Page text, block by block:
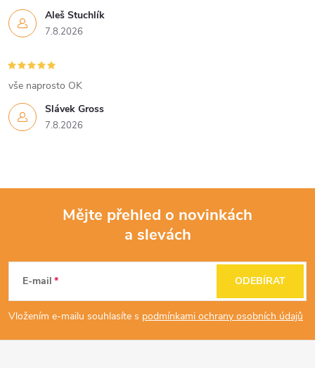
Aleš Stuchlík
7.8.2026
Slávek Gross
7.8.2026
vše naprosto OK
p
Mějte přehled o novinkách
a slevách
E-mail
Vložením e-mailu souhlasíte s podmínkami ochrany osobních údajů
ODEBÍRAT